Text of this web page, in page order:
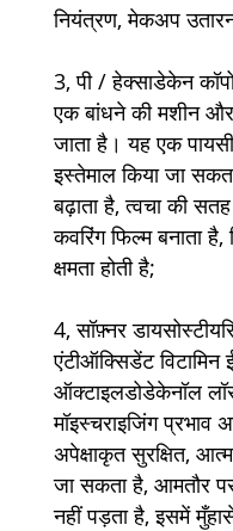
नियंत्रण, मेकअप
3, पी / हेक्साडेकेन
एक बांधने की मशीन
जाता है। यह एक
इस्तेमाल किया जा
बढ़ाता है, त्वचा की
कवरिंग फिल्म बनाता
क्षमता होती है;
4, सॉफ़्नर
एंटीऑक्सिडेंट विटामिन
ऑक्टाइलडोडेकेनॉल
मॉइस्चराइजिंग प्रभाव
अपेक्षाकृत सुरक्षित,
जा सकता है, आमतौर
नहीं पड़ता है, इसमें